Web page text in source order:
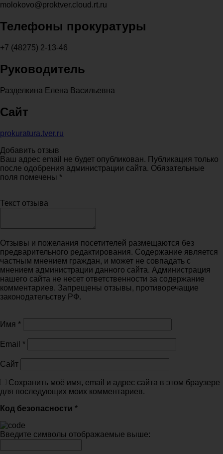
molokovo@proktver.cloud.rt.ru
Телефоны прокуратуры
+7 (48275) 2-13-46
Руководитель
Разделкина Елена Васильевна
Сайт
prokuratura.tver.ru
Добавить отзыв
Ваш адрес email не будет опубликован. Публикация только
после одобрения администрации сайта. Обязательные
поля помечены *
Текст отзыва
Отзывы и пожелания посетителей размещаются без
предварительного редактирования. Содержание является
частным мнением граждан, и может не совпадать с
мнением администрации данного сайта. Администрация
нашего сайта не несет ответственности за содержание
комментариев. Запрещены отзывы, противоречащие
законодательству РФ.
Имя *
Email *
Сайт
Сохранить моё имя, email и адрес сайта в этом браузере
для последующих моих комментариев.
Код безопасности *
Введите символы отображаемые выше: